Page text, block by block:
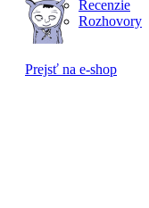
Recenzie
Rozhovory
Prejsť na e-shop